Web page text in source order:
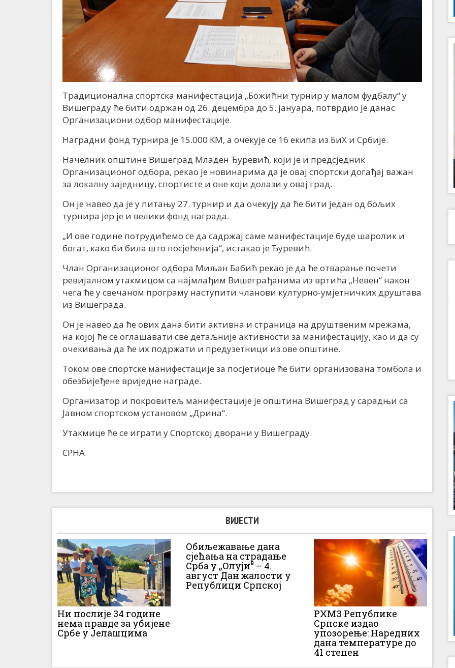
Традиционална спортска манифестација „Божићни турнир у малом фудбалу“ у
Вишеграду ће бити одржан од 26. децембра до 5. јануара, потврдио је данас
Организациони одбор манифестације.
Наградни фонд турнира је 15.000 КМ, а очекује се 16 екипа из БиХ и Србије.
Начелник општине Вишеград Младен Ђуревић, који је и предсједник
Организационог одбора, рекао је новинарима да је овај спортски догађај важан
за локалну заједницу, спортисте и оне који долази у овај град.
Он је навео да је у питању 27. турнир и да очекују да ће бити један од бољих
турнира јер је и велики фонд награда.
„И ове године потрудићемо се да садржај саме манифестације буде шаролик и
богат, како би била што посјећенија“, истакао је Ђуревић.
Члан Организационог одбора Миљан Бабић рекао је да ће отварање почети
ревијалном утакмицом са најмлађим Вишеграђанима из вртића „Невен“ након
чега ће у свечаном програму наступити чланови културно-умјетничких друштава
из Вишеграда.
Он је навео да ће ових дана бити активна и страница на друштвеним мрежама,
на којој ће се оглашавати све детаљније активности за манифестацију, као и да су
очекивања да ће их подржати и предузетници из ове општине.
Током ове спортске манифестације за посјетиоце ће бити организована томбола и
обезбијеђене вриједне награде.
Организатор и покровитељ манифестације је општина Вишеград у сарадњи са
Јавном спортском установом „Дрина“.
Утакмице ће се играти у Спортској дворани у Вишеграду.
СРНА
ВИЈЕСТИ
Ни послије 34 године
нема правде за убијене
Србе у Јелашцима
Обиљежавање дана
сјећања на страдање
Срба у „Олуји“ – 4.
август Дан жалости у
Републици Српској
РХМЗ Републике
Српске издао
упозорење: Наредних
дана температуре до
41 степен